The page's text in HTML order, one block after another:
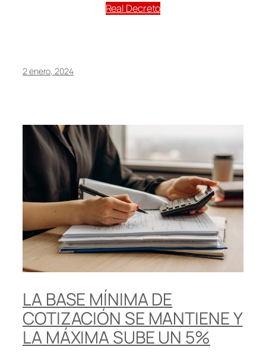
Real Decreto
2 enero, 2024
LA BASE MÍNIMA DE
COTIZACIÓN SE MANTIENE Y
LA MÁXIMA SUBE UN 5%